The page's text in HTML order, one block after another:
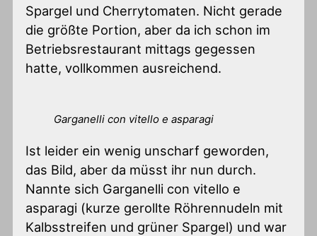
Spargel und Cherrytomaten. Nicht gerade
die größte Portion, aber da ich schon im
Betriebsrestaurant mittags gegessen
hatte, vollkommen ausreichend.
Garganelli con vitello e asparagi
Ist leider ein wenig unscharf geworden,
das Bild, aber da müsst ihr nun durch.
Nannte sich Garganelli con vitello e
asparagi (kurze gerollte Röhrennudeln mit
Kalbsstreifen und grüner Spargel) und war